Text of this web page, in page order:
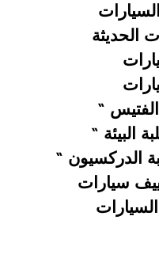
الحديثة
“
البيئة “
الدركسيون “
سيارات